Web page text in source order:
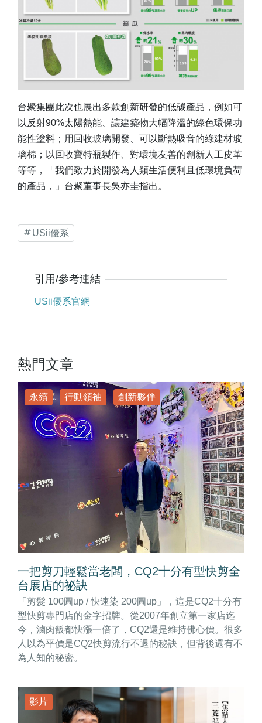
台聚集團此次也展出多款創新研發的低碳產品，例如可
以反射90%太陽熱能、讓建築物大幅降溫的綠色環保功
能性塗料；用回收玻璃開發、可以斷熱吸音的綠建材玻
璃棉；以回收寶特瓶製作、對環境友善的創新人工皮革
等等，「我們致力於開發為人類生活便利且低環境負荷
的產品，」台聚董事長吳亦圭指出。
USii優系
引用/參考連結
USii優系官網
熱門文章
永續 行動領袖 創新夥伴
一把剪刀輕鬆當老闆，CQ2十分有型快剪全
台展店的祕訣
「剪髮 100圓up / 快速染 200圓up」，這是CQ2十分有
型快剪專門店的金字招牌。從2007年創立第一家店迄
今，滷肉飯都快漲一倍了，CQ2還是維持佛心價。很多
人以為平價是CQ2快剪流行不退的秘訣，但背後還有不
為人知的秘密。
影片